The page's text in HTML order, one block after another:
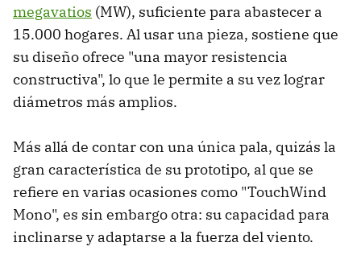
megavatios (MW), suficiente para abastecer a
15.000 hogares. Al usar una pieza, sostiene que
su diseño ofrece "una mayor resistencia
constructiva", lo que le permite a su vez lograr
diámetros más amplios.
Más allá de contar con una única pala, quizás la
gran característica de su prototipo, al que se
refiere en varias ocasiones como "TouchWind
Mono", es sin embargo otra: su capacidad para
inclinarse y adaptarse a la fuerza del viento.